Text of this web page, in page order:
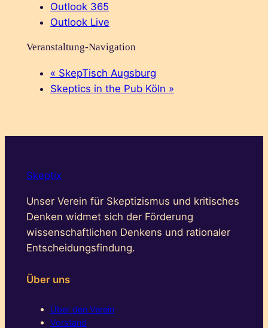
Outlook 365
Outlook Live
Veranstaltung-Navigation
« SkepTisch Augsburg
Skeptics in the Pub Köln »
Skeptix
Unser Verein für Skeptizismus und kritisches
Denken widmet sich der Förderung
wissenschaftlichen Denkens und rationaler
Entscheidungsfindung.
Über uns
Über den Verein
Vorstand